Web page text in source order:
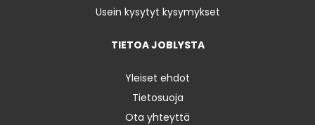
Usein kysytyt kysymykset
TIETOA JOBLYSTA
Yleiset ehdot
Tietosuoja
Ota yhteyttä